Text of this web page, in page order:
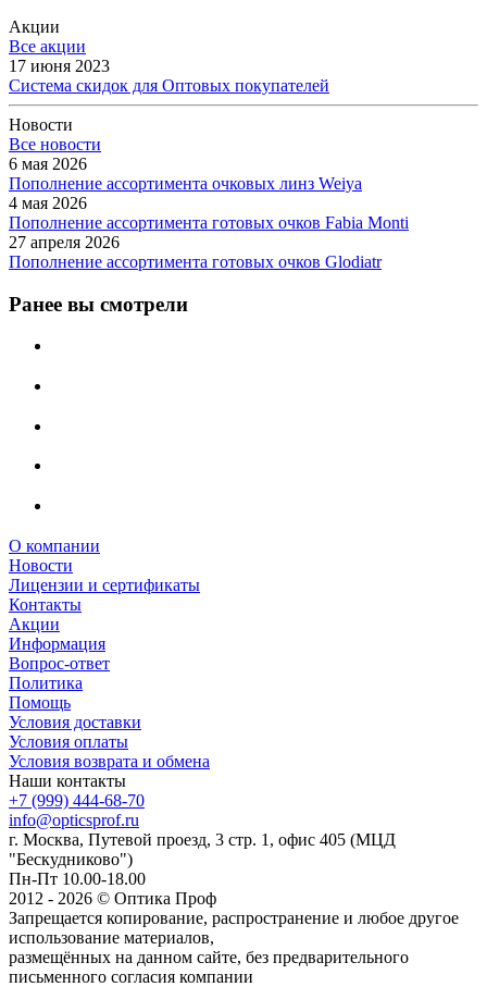
Акции
Все акции
17 июня 2023
Система скидок для Оптовых покупателей
Новости
Все новости
6 мая 2026
Пополнение ассортимента очковых линз Weiya
4 мая 2026
Пополнение ассортимента готовых очков Fabia Monti
27 апреля 2026
Пополнение ассортимента готовых очков Glodiatr
Ранее вы смотрели
О компании
Новости
Лицензии и сертификаты
Контакты
Акции
Информация
Вопрос-ответ
Политика
Помощь
Условия доставки
Условия оплаты
Условия возврата и обмена
Наши контакты
+7 (999) 444-68-70
info@opticsprof.ru
г. Москва, Путевой проезд, 3 стр. 1, офис 405 (МЦД
"Бескудниково")
Пн-Пт 10.00-18.00
2012 - 2026 © Оптика Проф
Запрещается копирование, распространение и любое другое
использование материалов,
размещённых на данном сайте, без предварительного
письменного согласия компании